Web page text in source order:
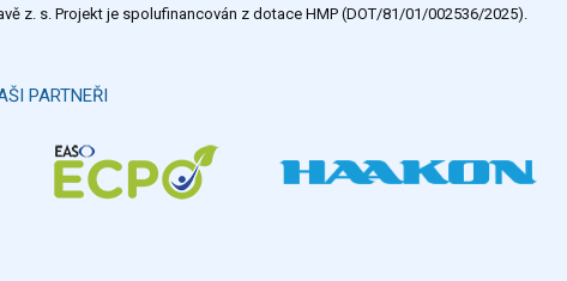
z. s. Projekt je spolufinancován z dotace HMP (DOT/81/01/002536/2025).
PARTNEŘI